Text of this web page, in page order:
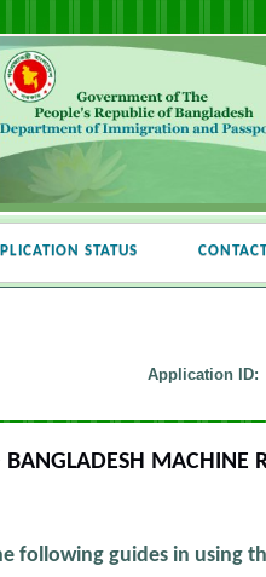
STATUS
Application ID:
MACHINE
following guides in using